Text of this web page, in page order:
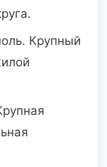
Крупный